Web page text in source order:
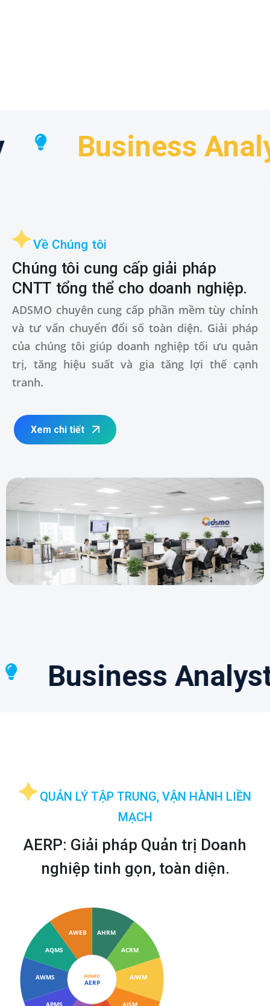
Business Analyst
Về Chúng tôi
Chúng tôi cung cấp giải pháp
CNTT tổng thể cho doanh nghiệp.
ADSMO chuyên cung cấp phần mềm tùy chỉnh
và tư vấn chuyển đổi số toàn diện. Giải pháp
của chúng tôi giúp doanh nghiệp tối ưu quản
trị, tăng hiệu suất và gia tăng lợi thế cạnh
tranh.
Xem chi tiết
Analyst
QUẢN LÝ TẬP TRUNG, VẬN HÀNH LIỀN
MẠCH
AERP: Giải pháp Quản trị Doanh
nghiệp tinh gọn, toàn diện.
AHRM
ACRM
AIWM
AWMS
AQMS
AWEB
ADSMO
AERP